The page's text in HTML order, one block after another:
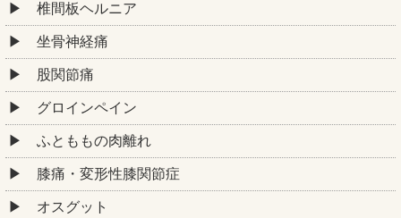
椎間板ヘルニア
坐骨神経痛
股関節痛
グロインペイン
ふとももの肉離れ
膝痛・変形性膝関節症
オスグット